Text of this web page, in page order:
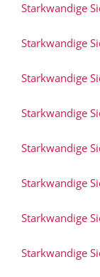
Starkwandige
Starkwandige
Starkwandige
Starkwandige
Starkwandige
Starkwandige
Starkwandige
Starkwandige